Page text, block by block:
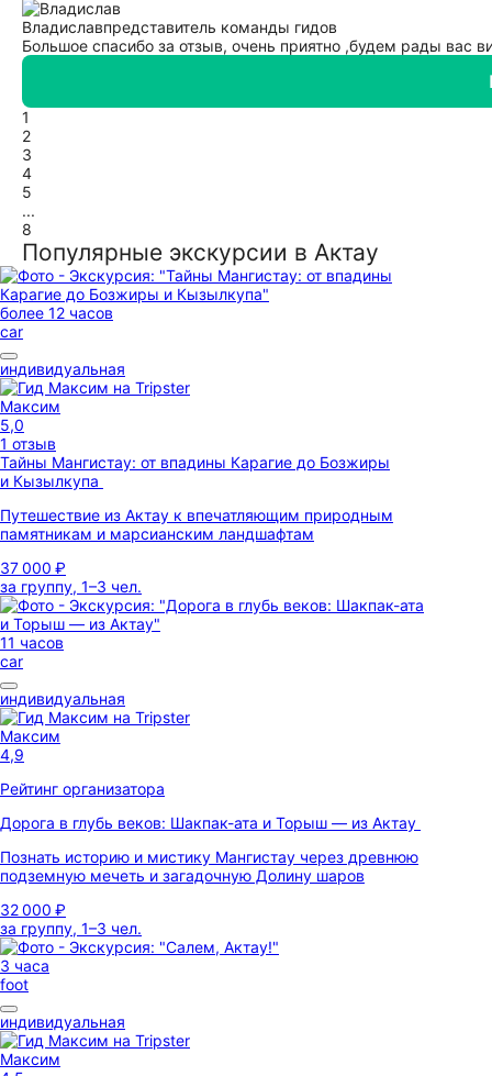
Владиславпредставитель команды гидов
Большое спасибо за отзыв, очень приятно ,будем рады вас
1
2
3
4
5
...
8
Популярные экскурсии в Актау
более 12 часов
car
индивидуальная
Максим
5,0
1 отзыв
Тайны Мангистау: от впадины Карагие до Бозжиры
и Кызылкупа
Путешествие из Актау к впечатляющим природным
памятникам и марсианским ландшафтам
37 000 ₽
за группу, 1–3 чел.
11 часов
car
индивидуальная
Максим
4,9
Рейтинг организатора
Дорога в глубь веков: Шакпак-ата и Торыш — из Актау
Познать историю и мистику Мангистау через древнюю
подземную мечеть и загадочную Долину шаров
32 000 ₽
за группу, 1–3 чел.
3 часа
foot
индивидуальная
Максим